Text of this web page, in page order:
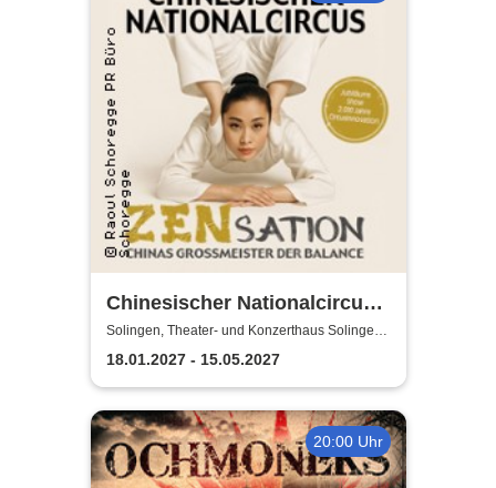
Chinesischer Nationalcircus -
ZENsation - Chinas
Grossmeister der Balance
Solingen, Theater- und Konzerthaus Solingen
Pina-Bausch-Saal
18.01.2027 - 15.05.2027
20:00 Uhr